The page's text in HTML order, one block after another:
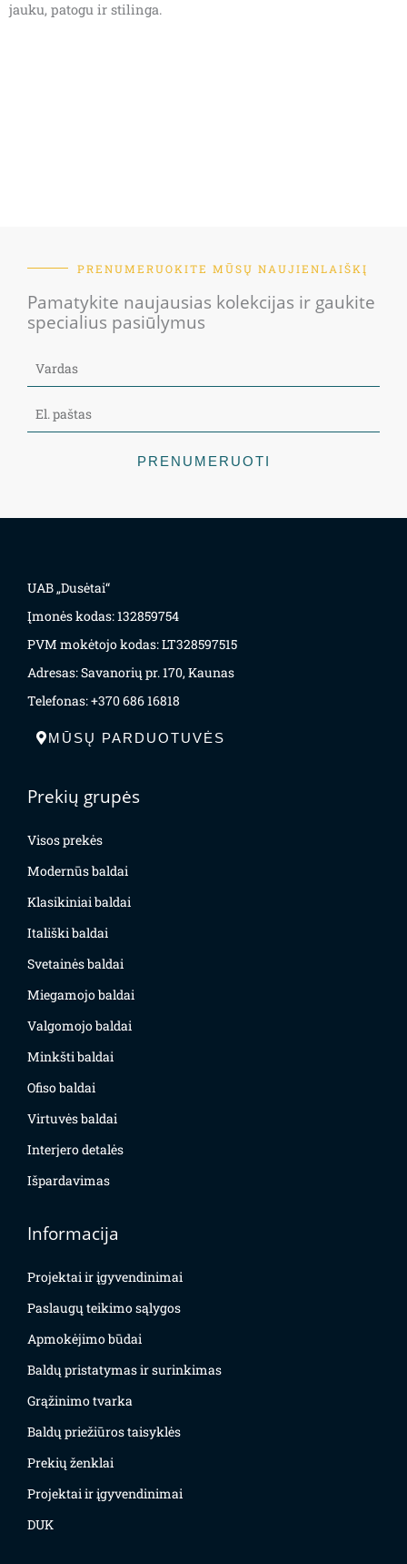
jauku, patogu ir stilinga.
PRENUMERUOKITE MŪSŲ NAUJIENLAIŠKĮ
Pamatykite naujausias kolekcijas ir gaukite
specialius pasiūlymus
PRENUMERUOTI
UAB „Dusėtai“
Įmonės kodas: 132859754
PVM mokėtojo kodas: LT328597515
Adresas: Savanorių pr. 170, Kaunas
Telefonas: +370 686 16818
MŪSŲ PARDUOTUVĖS
Prekių grupės
Visos prekės
Modernūs baldai
Klasikiniai baldai
Itališki baldai
Svetainės baldai
Miegamojo baldai
Valgomojo baldai
Minkšti baldai
Ofiso baldai
Virtuvės baldai
Interjero detalės
Išpardavimas
Informacija
Projektai ir įgyvendinimai
Paslaugų teikimo sąlygos
Apmokėjimo būdai
Baldų pristatymas ir surinkimas
Grąžinimo tvarka
Baldų priežiūros taisyklės
Prekių ženklai
Projektai ir įgyvendinimai
DUK